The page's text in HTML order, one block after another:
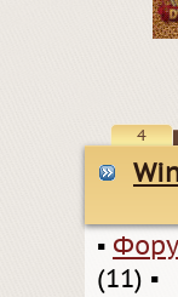
4
▪
(11) ▪